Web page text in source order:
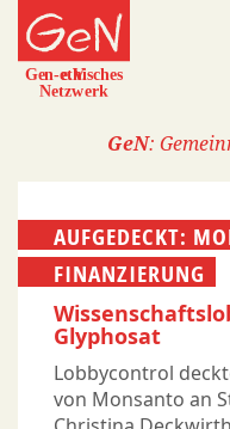
Direkt
zum
Inhalt
GeN:
AUFGEDECKT:
FINANZIERUNG
Glyphosat
Lobbycontrol
von Monsanto an